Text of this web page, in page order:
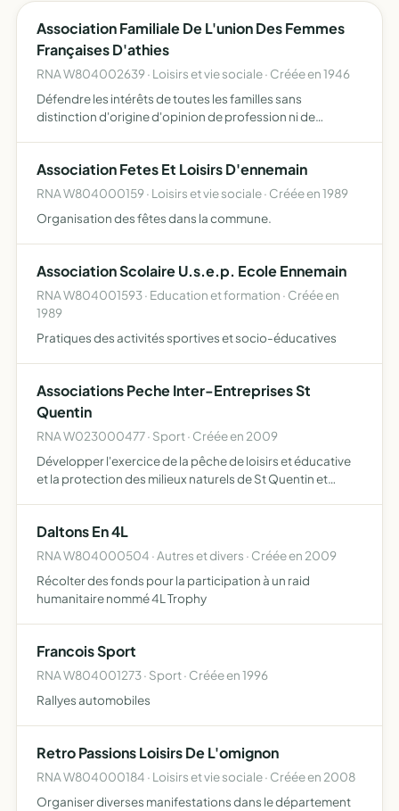
Association Familiale De L'union Des Femmes
Françaises D'athies
RNA W804002639 · Loisirs et vie sociale · Créée en 1946
Défendre les intérêts de toutes les familles sans
distinction d'origine d'opinion de profession ni de
Association Fetes Et Loisirs D'ennemain
RNA W804000159 · Loisirs et vie sociale · Créée en 1989
Organisation des fêtes dans la commune.
Association Scolaire U.s.e.p. Ecole Ennemain
RNA W804001593 · Education et formation · Créée en
1989
Pratiques des activités sportives et socio-éducatives
Associations Peche Inter-Entreprises St
Quentin
RNA W023000477 · Sport · Créée en 2009
Développer l'exercice de la pêche de loisirs et éducative
et la protection des milieux naturels de St Quentin et
Daltons En 4L
RNA W804000504 · Autres et divers · Créée en 2009
Récolter des fonds pour la participation à un raid
humanitaire nommé 4L Trophy
Francois Sport
RNA W804001273 · Sport · Créée en 1996
Rallyes automobiles
Retro Passions Loisirs De L'omignon
RNA W804000184 · Loisirs et vie sociale · Créée en 2008
Organiser diverses manifestations dans le département